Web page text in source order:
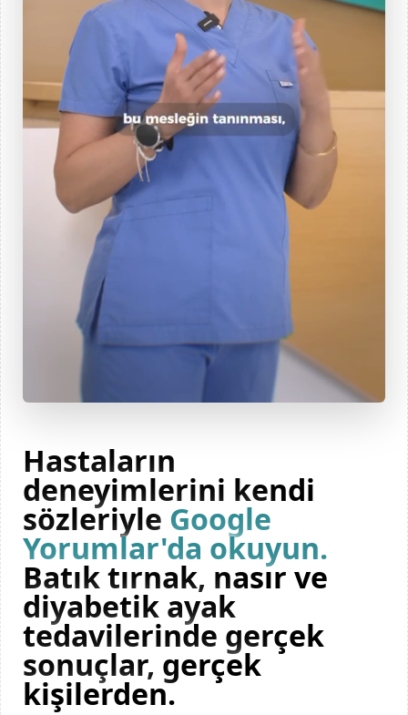
Hastaların
deneyimlerini kendi
sözleriyle Google
Yorumlar'da okuyun.
Batık tırnak, nasır ve
diyabetik ayak
tedavilerinde gerçek
sonuçlar, gerçek
kişilerden.